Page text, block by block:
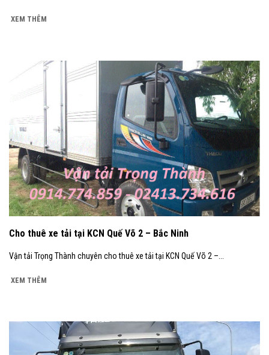
XEM THÊM
Cho thuê xe tải tại KCN Quế Võ 2 – Bắc Ninh
Vận tải Trọng Thành chuyên cho thuê xe tải tại KCN Quế Võ 2 –...
XEM THÊM